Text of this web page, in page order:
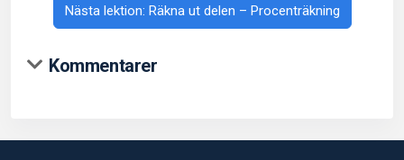
Nästa lektion: Räkna ut delen – Procenträkning
Kommentarer